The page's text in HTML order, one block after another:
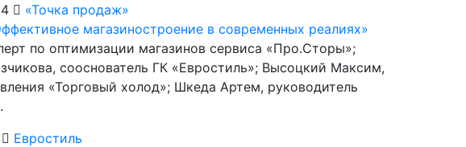
«Точка продаж»
магазиностроение в современных реалиях»
по оптимизации магазинов сервиса «Про.Сторы»;
сооснователь ГК «Евростиль»; Высоцкий Максим,
«Торговый холод»; Шкеда Артем, руководитель
Евростиль